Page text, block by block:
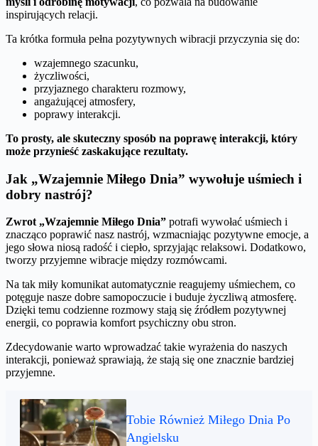
inspirujących relacji.
Ta krótka formuła pełna pozytywnych wibracji przyczynia się do:
wzajemnego szacunku,
życzliwości,
przyjaznego charakteru rozmowy,
angażującej atmosfery,
poprawy interakcji.
To prosty, ale skuteczny sposób na poprawę interakcji, który
może przynieść zaskakujące rezultaty.
Jak „Wzajemnie Miłego Dnia” wywołuje uśmiech i
dobry nastrój?
Zwrot „Wzajemnie Miłego Dnia” potrafi wywołać uśmiech i
znacząco poprawić nasz nastrój, wzmacniając pozytywne emocje, a
jego słowa niosą radość i ciepło, sprzyjając relaksowi. Dodatkowo,
tworzy przyjemne wibracje między rozmówcami.
Na tak miły komunikat automatycznie reagujemy uśmiechem, co
potęguje nasze dobre samopoczucie i buduje życzliwą atmosferę.
Dzięki temu codzienne rozmowy stają się źródłem pozytywnej
energii, co poprawia komfort psychiczny obu stron.
Zdecydowanie warto wprowadzać takie wyrażenia do naszych
interakcji, ponieważ sprawiają, że stają się one znacznie bardziej
przyjemne.
Tobie Również Miłego Dnia Po
Angielsku